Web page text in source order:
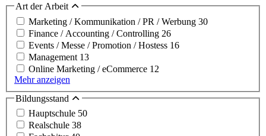
Art der Arbeit
Marketing / Kommunikation / PR / Werbung 30
Finance / Accounting / Controlling 26
Events / Messe / Promotion / Hostess 16
Management 13
Online Marketing / eCommerce 12
Mehr anzeigen
Bildungsstand
Hauptschule 50
Realschule 38